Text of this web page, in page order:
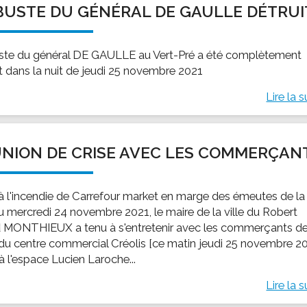
EMPLOI
Offres d'emploi
SOCIAL-SOLIDARITÉ
Le Centre Communal d'Action Social
Cohésion Sociale
Epicerie sociale et solidaire "Rayon de Soleil"
Bornes de collecte de l'ACISE
locale
et le lycée
local des jeunes
famille
maternelles
LE SERVICE CULTUREL
Guide des
DU GÉNÉRAL DE GAULLE
du général DE GAULLE au Vert-Pré a été complètement
dans la nuit de jeudi 25 novembre 2021
Lire la
DE CRISE AVEC LES
l'incendie de Carrefour market en marge des émeutes de la
mercredi 24 novembre 2021, le maire de la ville du Robert
MONTHIEUX a tenu à s'entretenir avec les commerçants
centre commercial Créolis [ce matin jeudi 25 novembre
l'espace Lucien Laroche...
Lire la